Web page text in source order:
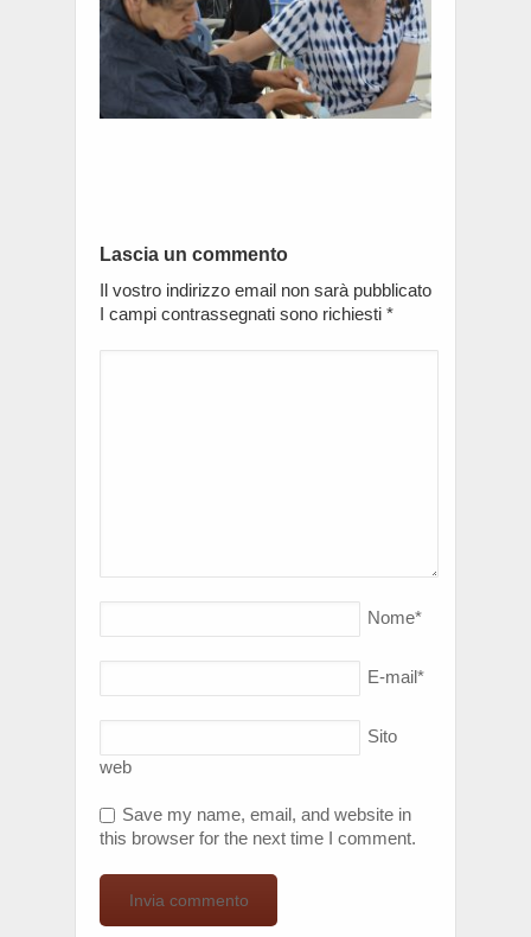
Lascia un commento
Il vostro indirizzo email non sarà pubblicato
I campi contrassegnati sono richiesti *
Nome*
E-mail*
Sito
web
Save my name, email, and website in
this browser for the next time I comment.